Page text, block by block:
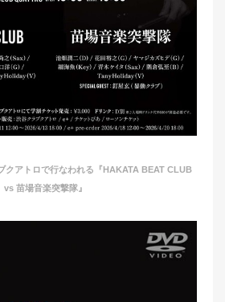
クアトロで行なわれる『HAKATA BEAT CLUB
vs 苗場音楽突撃隊』